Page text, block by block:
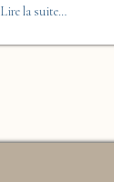
Lire la suite…